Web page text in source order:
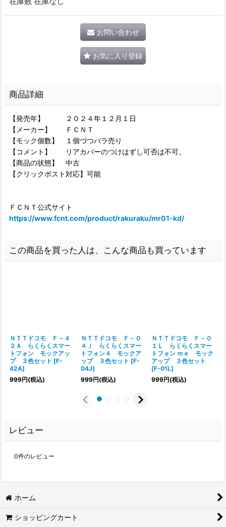
お問い合わせ
お気に入り登録
商品詳細
【発売年】 ２０２４年１２月１日
【メーカー】 ＦＣＮＴ
【モック個数】 １個づつバラ売り
【コメント】 リアカバーのつけはずし可否は不可。
【商品の状態】 中古
【クリックポスト対応】可能
ＦＣＮＴ公式サイト
https://www.fcnt.com/product/rakuraku/mr01-kd/
この商品を買った人は、こんな商品も買っています
ＮＴＴドコモ Ｆ－４
２Ａ らくらくスマー
トフォン モックアッ
プ ３色セット [F-
42A]
999円(税込)
ＮＴＴドコモ Ｆ－０
４Ｊ らくらくスマー
トフォン４ モックア
ップ ３色セット [F-
04J]
999円(税込)
ＮＴＴドコモ Ｆ－０
１Ｌ らくらくスマー
トフォン ｍｅ モック
アップ ３色セット
[F-01L]
999円(税込)
レビュー
0件のレビュー
ホーム
ショッピングカート